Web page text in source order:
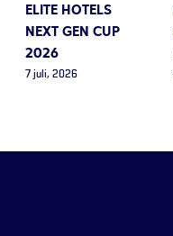
ELITE HOTELS
NEXT GEN CUP
2026
7 juli, 2026